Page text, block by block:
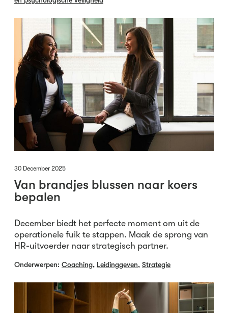
30 December 2025
Van brandjes blussen naar koers
bepalen
December biedt het perfecte moment om uit de
operationele fuik te stappen. Maak de sprong van
HR-uitvoerder naar strategisch partner.
Onderwerpen: Coaching, Leidinggeven, Strategie